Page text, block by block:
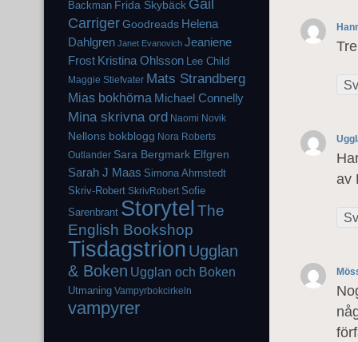
av
Backman Frida Skybäck Gail
CarrigerGoodreads Helena
Dahlgren Janet Evanovich Jeaniene
Frost Kristina Ohlsson Lee Child
Maggie Stiefvater Mats Strandberg
Mias bokhörna Michael Connelly
Mina skrivna ord Naomi Novik
Nellons bokblogg Nora Roberts
Outlander Sara Bergmark Elfgren
Sarah J Maas Simona Ahrnstedt
Skriv-Robert SkrivRobert Sofie
Sarenbrant Storytel The
English Bookshop
Tisdagstrion Ugglan
& Boken Ugglan och Boken
Utmaning Vampyrbokcirkeln
vampyrer